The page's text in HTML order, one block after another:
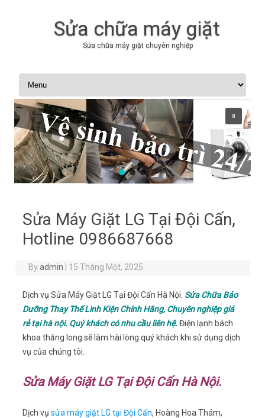
Sửa chữa máy giặt
Sửa chữa máy giặt chuyên nghiệp
Skip to content
Sửa Máy Giặt LG Tại Đội Cấn,
Hotline 0986687668
Byadmin 15 Tháng Một, 2025
Dịch vụ Sửa Máy Giặt LG Tại Đội Cấn Hà Nội. Sửa Chữa Bảo
Dưỡng Thay Thế Linh Kiện Chính Hãng, Chuyên nghiệp giá
rẻ tại hà nội. Quý khách có nhu cầu liên hệ.Điện lạnh bách
khoa thăng long sẽ làm hài lòng quý khách khi sử dụng dịch
vụ của chúng tôi.
Sửa Máy Giặt LG Tại Đội Cấn Hà Nội.
Dịch vụ sửa máy giặt LG tại Đội Cấn, Hoàng Hoa Thám,